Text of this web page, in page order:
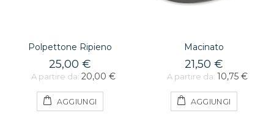
Polpettone Ripieno
25,00 €
A partire da: 20,00 €
AGGIUNGI
Macinato
21,50 €
A partire da: 10,75 €
AGGIUNGI